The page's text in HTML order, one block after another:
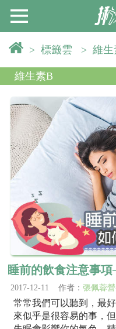
> 標籤雲 > 維生
維生素B
睡前的飲食注意事
2017-12-11 作者： 張佩蓉
常常我們可以聽到，最
來似乎是很容易的事，